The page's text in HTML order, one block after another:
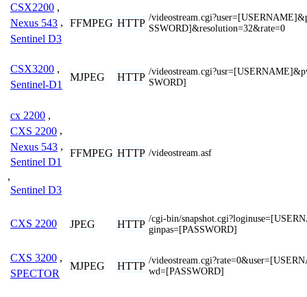
CSX2200 ,
Nexus 543 ,
Sentinel D3
FFMPEG HTTP /
SSWORD]&resolution=32&rate=0
CSX3200 ,
Sentinel-D1
MJPEG HTTP /
SWORD]
cx 2200 ,
CXS 2200 ,
Nexus 543 ,
Sentinel D1
,
Sentinel D3
FFMPEG HTTP /videostream.asf
CXS 2200 JPEG HTTP /cgi-bin/
ginpas=[PASSWORD]
CXS 3200 ,
SPECTOR
MJPEG HTTP /
wd=[PASSWORD]